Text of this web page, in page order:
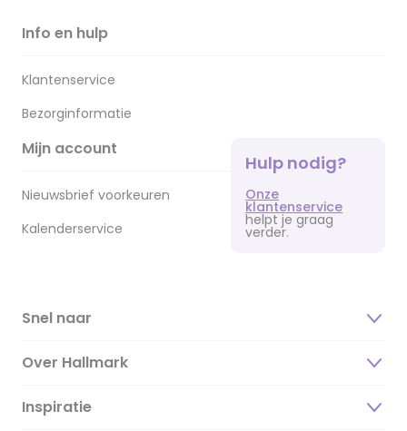
Info en hulp
Klantenservice
Bezorginformatie
Mijn account
Nieuwsbrief voorkeuren
Kalenderservice
Hulp nodig?
Onze
klantenservice
helpt je graag
verder.
Snel naar
Over Hallmark
Over ons
Inspiratie